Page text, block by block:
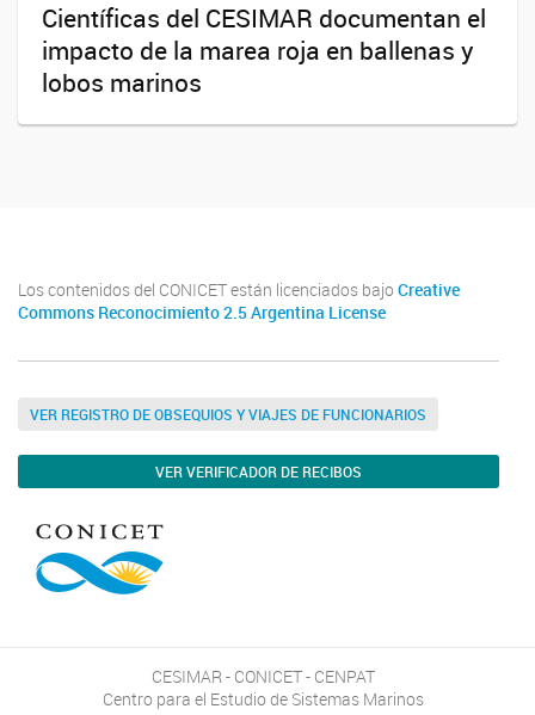
Científicas del CESIMAR documentan el
impacto de la marea roja en ballenas y
lobos marinos
Los contenidos del CONICET están licenciados bajo Creative
Commons Reconocimiento 2.5 Argentina License
VER REGISTRO DE OBSEQUIOS Y VIAJES DE FUNCIONARIOS
VER VERIFICADOR DE RECIBOS
CESIMAR - CONICET - CENPAT
Centro para el Estudio de Sistemas Marinos